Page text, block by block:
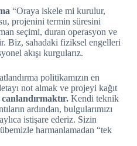
“Oraya iskele mi kurulur,
projenini termin süresini
seçimi, duran operasyon ve
Biz, sahadaki fiziksel engelleri
akışı kurgularız.
politikamızın en
not almak ve projeyi kağıt
Kendi teknik
ardından, bulgularımızı
istişare ederiz. Sizin
harmanlamadan “tek